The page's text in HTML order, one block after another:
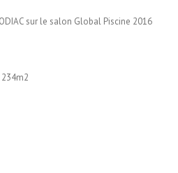
sur le salon Global Piscine 2016